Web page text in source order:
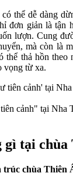
thể dễ dàng
đơn giản là tận
lượn. Cung
mà còn là
thể thả hồn theo
vọng từ xa.
cảnh" tại Nha
gì tại chùa
trúc chùa Thiên